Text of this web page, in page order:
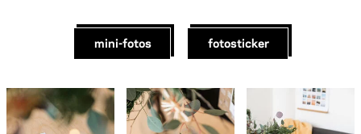
mini-fotos fotosticker